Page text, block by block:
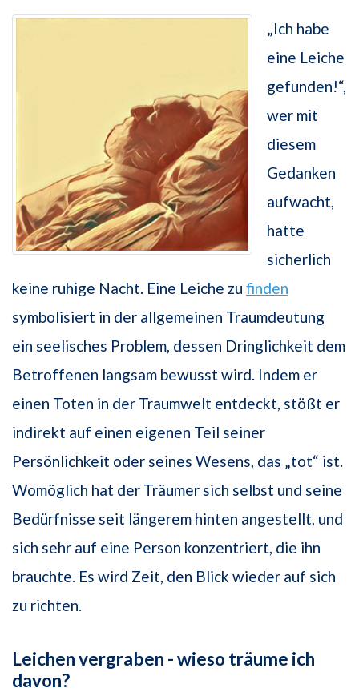
„Ich habe
eine Leiche
gefunden!“,
wer mit
diesem
Gedanken
aufwacht,
hatte
sicherlich
keine ruhige Nacht. Eine Leiche zu finden
symbolisiert in der allgemeinen Traumdeutung
ein seelisches Problem, dessen Dringlichkeit dem
Betroffenen langsam bewusst wird. Indem er
einen Toten in der Traumwelt entdeckt, stößt er
indirekt auf einen eigenen Teil seiner
Persönlichkeit oder seines Wesens, das „tot“ ist.
Womöglich hat der Träumer sich selbst und seine
Bedürfnisse seit längerem hinten angestellt, und
sich sehr auf eine Person konzentriert, die ihn
brauchte. Es wird Zeit, den Blick wieder auf sich
zu richten.
Leichen vergraben - wieso träume ich
davon?